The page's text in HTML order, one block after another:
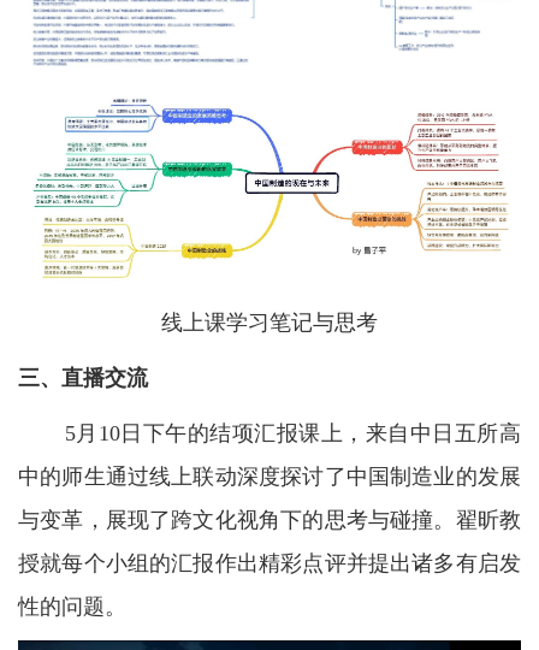
线上课学习笔记与思考
三、直播交流
5月10日下午的结项汇报课上，来自中日五所高
中的师生通过线上联动深度探讨了中国制造业的发展
与变革，展现了跨文化视角下的思考与碰撞。翟昕教
授就每个小组的汇报作出精彩点评并提出诸多有启发
性的问题。